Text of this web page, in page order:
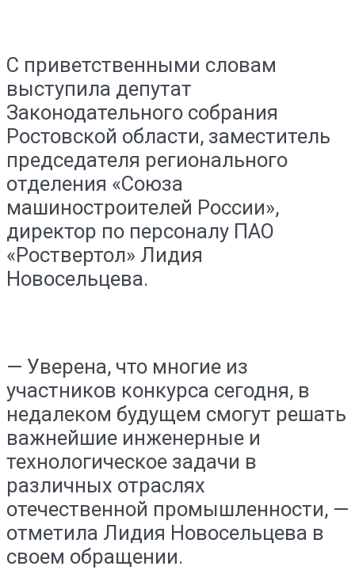
С приветственными словам
выступила депутат
Законодательного собрания
Ростовской области, заместитель
председателя регионального
отделения «Союза
машиностроителей России»,
директор по персоналу ПАО
«Роствертол» Лидия
Новосельцева.
— Уверена, что многие из
участников конкурса сегодня, в
недалеком будущем смогут решать
важнейшие инженерные и
технологическое задачи в
различных отраслях
отечественной промышленности, —
отметила Лидия Новосельцева в
своем обращении.